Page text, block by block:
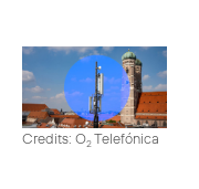
Credits: O2Telefónica